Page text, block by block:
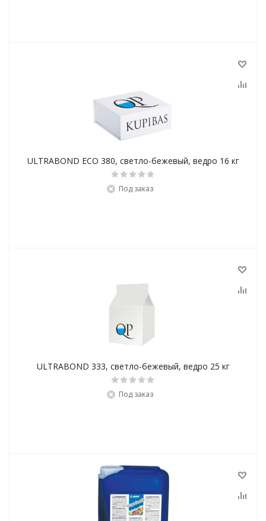
ULTRABOND ECO 380, cветло-бежевый, ведро 16 кг
Под заказ
ULTRABOND 333, светло-бежевый, ведро 25 кг
Под заказ